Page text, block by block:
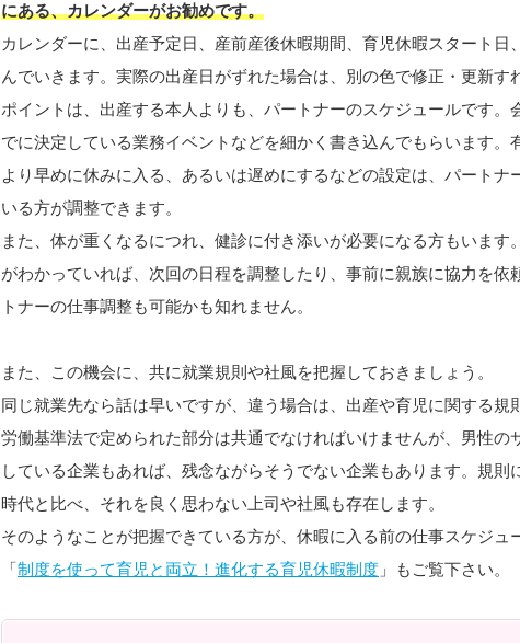
にある、カレンダーがお勧めです。
カレンダーに、出産予定日、産前産後休暇期間、育児休暇スタート日
んでいきます。実際の出産日がずれた場合は、別の色で修正・更新す
ポイントは、出産する本人よりも、パートナーのスケジュールです。
でに決定している業務イベントなどを細かく書き込んでもらいます。
より早めに休みに入る、あるいは遅めにするなどの設定は、パートナ
いる方が調整できます。
また、体が重くなるにつれ、健診に付き添いが必要になる方もいます
がわかっていれば、次回の日程を調整したり、事前に親族に協力を依
トナーの仕事調整も可能かも知れません。
また、この機会に、共に就業規則や社風を把握しておきましょう。
同じ就業先なら話は早いですが、違う場合は、出産や育児に関する規
労働基準法で定められた部分は共通でなければいけませんが、男性の
している企業もあれば、残念ながらそうでない企業もあります。規則
時代と比べ、それを良く思わない上司や社風も存在します。
そのようなことが把握できている方が、休暇に入る前の仕事スケジュ
「制度を使って育児と両立！進化する育児休暇制度 」もご覧下さい。